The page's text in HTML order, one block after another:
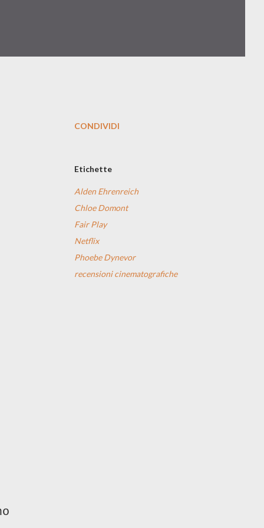
CONDIVIDI
Etichette
Alden Ehrenreich
Chloe Domont
Fair Play
Netflix
Phoebe Dynevor
recensioni cinematografiche